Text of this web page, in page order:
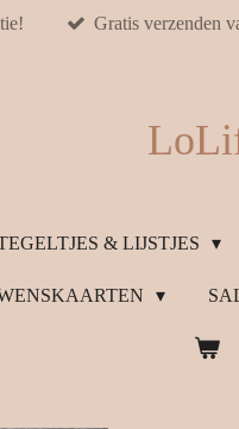
Gratis verzenden
& LIJSTJES